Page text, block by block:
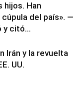
hijos. Han
del país». —
y citó...
Irán y la revuelta
UU.